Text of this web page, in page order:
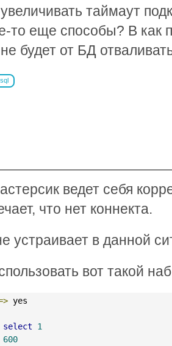
таймаут
то еще способы? B как
будет от БД
ведет себя
что нет коннекта.
устраивает в данной
вот такой
yes
select
1
600